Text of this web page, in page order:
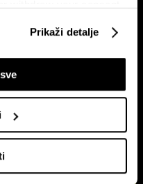
your geographical
scanning it for
data is processed
Prikaži detalje
prije kraja mandata